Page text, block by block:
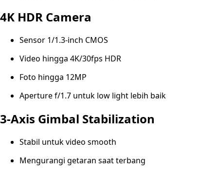
4K HDR Camera
Sensor 1/1.3-inch CMOS
Video hingga 4K/30fps HDR
Foto hingga 12MP
Aperture f/1.7 untuk low light lebih baik
3-Axis Gimbal Stabilization
Stabil untuk video smooth
Mengurangi getaran saat terbang